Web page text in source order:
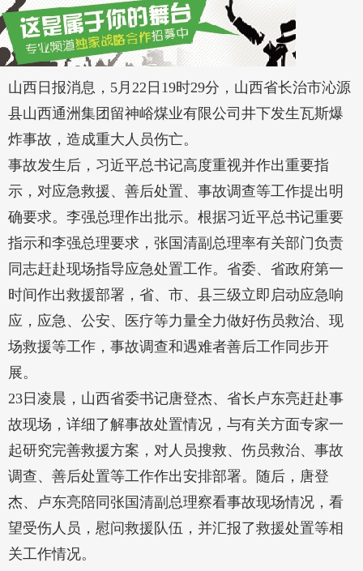
山西日报消息，5月22日19时29分，山西省长治市沁源
县山西通洲集团留神峪煤业有限公司井下发生瓦斯爆
炸事故，造成重大人员伤亡。
事故发生后，习近平总书记高度重视并作出重要指
示，对应急救援、善后处置、事故调查等工作提出明
确要求。李强总理作出批示。根据习近平总书记重要
指示和李强总理要求，张国清副总理率有关部门负责
同志赶赴现场指导应急处置工作。省委、省政府第一
时间作出救援部署，省、市、县三级立即启动应急响
应，应急、公安、医疗等力量全力做好伤员救治、现
场救援等工作，事故调查和遇难者善后工作同步开
展。
23日凌晨，山西省委书记唐登杰、省长卢东亮赶赴事
故现场，详细了解事故处置情况，与有关方面专家一
起研究完善救援方案，对人员搜救、伤员救治、事故
调查、善后处置等工作作出安排部署。随后，唐登
杰、卢东亮陪同张国清副总理察看事故现场情况，看
望受伤人员，慰问救援队伍，并汇报了救援处置等相
关工作情况。